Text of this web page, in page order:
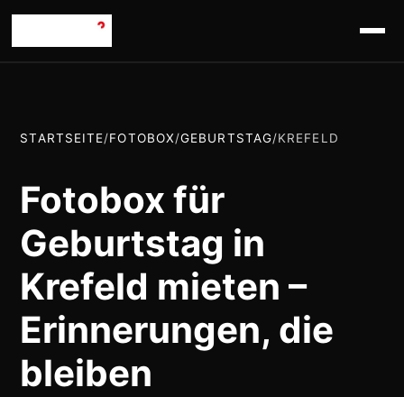
STARTSEITE/FOTOBOX/GEBURTSTAG/KREFELD
Fotobox für
Geburtstag in
Krefeld mieten –
Erinnerungen, die
bleiben